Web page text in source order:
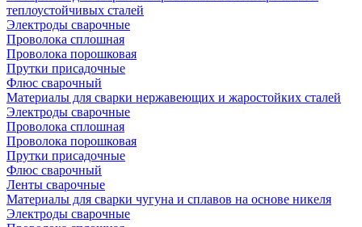
теплоустойчивых сталей
Электроды сварочные
Проволока сплошная
Проволока порошковая
Прутки присадочные
Флюс сварочный
Материалы для сварки нержавеющих и жаростойких сталей
Электроды сварочные
Проволока сплошная
Проволока порошковая
Прутки присадочные
Флюс сварочный
Ленты сварочные
Материалы для сварки чугуна и сплавов на основе никеля
Электроды сварочные